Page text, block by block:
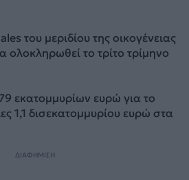
του μεριδίου της οικογένειας
ολοκληρωθεί το τρίτο τρίμηνο
εκατομμυρίων ευρώ για το
1,1 δισεκατομμυρίου ευρώ στα
ΔΙΑΦΗΜΙΣΗ